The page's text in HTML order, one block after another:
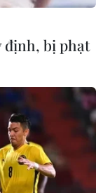
định, bị phạt